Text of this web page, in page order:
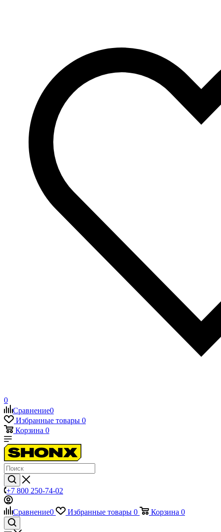
0
Сравнение0
Избранные товары 0
Корзина 0
+7 800 250-74-02
Сравнение0 Избранные товары 0 Корзина 0